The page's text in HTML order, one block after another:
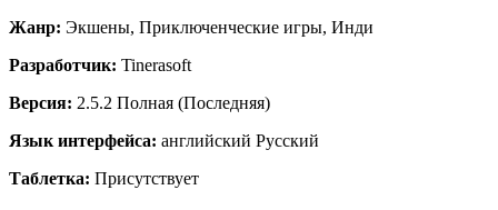
Жанр: Экшены, Приключенческие игры, Инди
Разработчик: Tinerasoft
Версия: 2.5.2 Полная (Последняя)
Язык интерфейса: английский Русский
Таблетка: Присутствует